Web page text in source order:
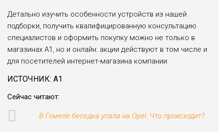
Детально изучить особенности устройств из нашей
подборки, получить квалифицированную консультацию
специалистов и оформить покупку можно не только в
магазинах А1, но и онлайн: акции действуют в том числе и
для посетителей интернет-магазина компании.
ИСТОЧНИК: А1
Сейчас читают:
В Гомеле беседка упала на Opel. Что происходит?